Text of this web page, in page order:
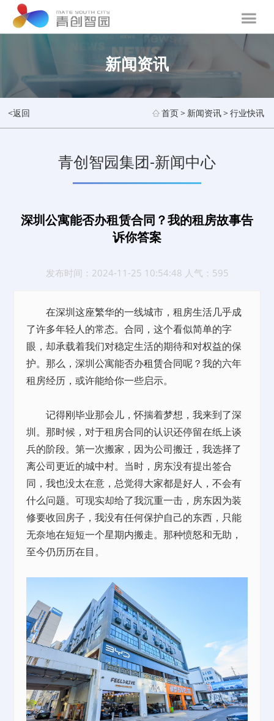
新闻资讯
<返回 首页> 新闻资讯>行业快讯
青创智园集团-新闻中心
深圳公寓能否办租赁合同？我的租房故事告
诉你答案
发布时间：2024-11-25 10:54:48 人气：595
在深圳这座繁华的一线城市，租房生活几乎成
了许多年轻人的常态。合同，这个看似简单的字
眼，却承载着我们对稳定生活的期待和对权益的保
护。那么，深圳公寓能否办租赁合同呢？我的六年
租房经历，或许能给你一些启示。
记得刚毕业那会儿，怀揣着梦想，我来到了深
圳。那时候，对于租房合同的认识还停留在纸上谈
兵的阶段。第一次搬家，因为公司搬迁，我选择了
离公司更近的城中村。当时，房东没有提出签合
同，我也没太在意，总觉得大家都是好人，不会有
什么问题。可现实却给了我沉重一击，房东因为装
修要收回房子，我没有任何保护自己的东西，只能
无奈地在短短一个星期内搬走。那种愤怒和无助，
至今仍历历在目。